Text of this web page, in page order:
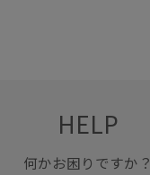
HELP
何かお困りですか？